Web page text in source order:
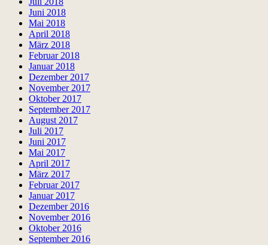
Juni 2018
Mai 2018
April 2018
März 2018
Februar 2018
Januar 2018
Dezember 2017
November 2017
Oktober 2017
September 2017
August 2017
Juli 2017
Juni 2017
Mai 2017
April 2017
März 2017
Februar 2017
Januar 2017
Dezember 2016
November 2016
Oktober 2016
September 2016